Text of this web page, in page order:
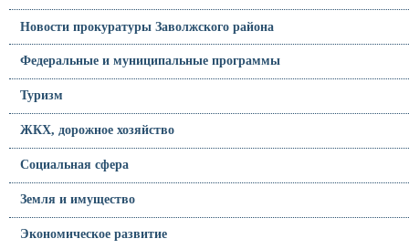
Новости прокуратуры Заволжского района
Федеральные и муниципальные программы
Туризм
ЖКХ, дорожное хозяйство
Социальная сфера
Земля и имущество
Экономическое развитие